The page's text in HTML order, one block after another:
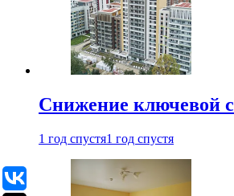
Снижение ключевой
1 год спустя1 год спустя